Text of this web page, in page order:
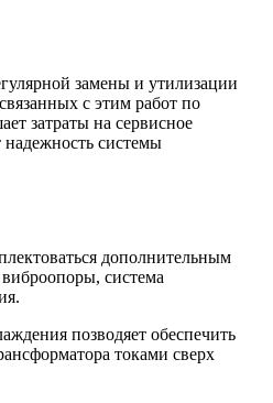
замены и утилизации
с этим работ по
затраты на сервисное
системы
дополнительным
система
позводяет обеспечить
токами сверх